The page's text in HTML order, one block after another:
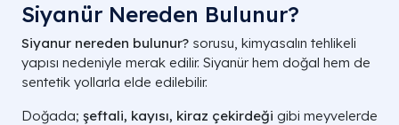
Siyanür Nereden Bulunur?
Siyanur nereden bulunur? sorusu, kimyasalın tehlikeli
yapısı nedeniyle merak edilir. Siyanür hem doğal hem de
sentetik yollarla elde edilebilir.
Doğada; şeftali, kayısı, kiraz çekirdeği gibi meyvelerde